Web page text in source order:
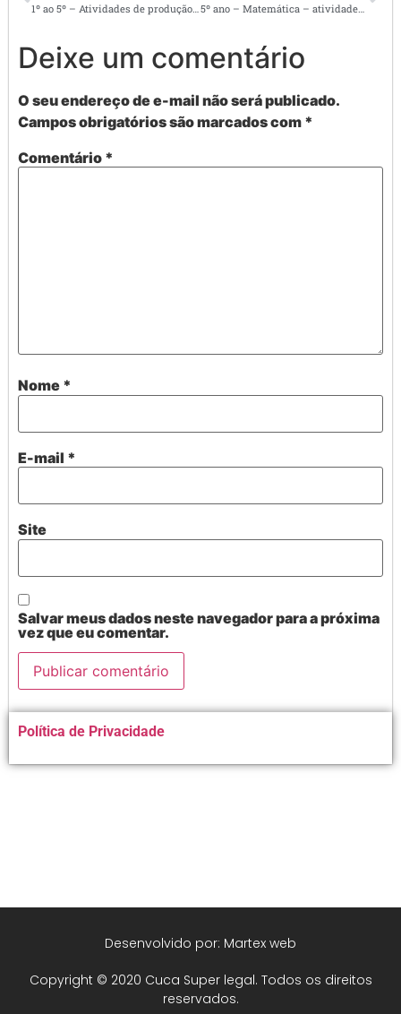
1º ao 5º – Atividades de produção de texto a partir de imagens e sequência de fatos. 5º ano – Matemática – atividades com as 4 operações
Deixe um comentário
O seu endereço de e-mail não será publicado.
Campos obrigatórios são marcados com *
Comentário *
Nome *
E-mail *
Site
Salvar meus dados neste navegador para a próxima
vez que eu comentar.
Alternative:
Política de Privacidade
Copyright © 2020 Cuca Super legal. Todos os direitos
reservados.
Desenvolvido por: Martex web